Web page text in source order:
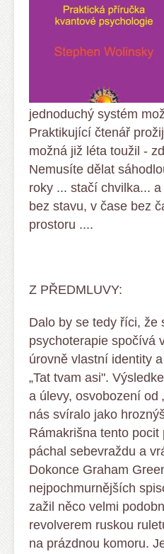
jednoduchý systém
Praktikující čtenář
možná již léta toužil -
Nemusíte dě­lat
roky ... stačí chvil­ka...
bez stavu, v čase bez
prostoru ....
Z PŘEDMLUVY:
Dalo by se tedy říci, že
psychoterapie spo­čí­­vá
úrov­ně vlastní identity
„Tat tvam asi".
a úle­­vy, osvobození od
nás svíralo jako
Rámakrišna ten­to
pá­­­chal sebevraždu a
Dokonce Gra­ham
nejpochmurnějších
zažil ně­­co velmi
revolverem ruskou
na prázdnou komoru.